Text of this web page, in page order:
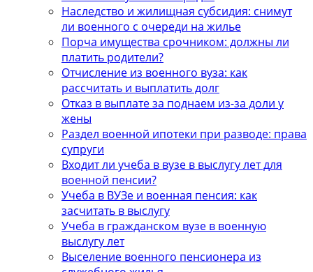
Наследство и жилищная субсидия: снимут
ли военного с очереди на жилье
Порча имущества срочником: должны ли
платить родители?
Отчисление из военного вуза: как
рассчитать и выплатить долг
Отказ в выплате за поднаем из-за доли у
жены
Раздел военной ипотеки при разводе: права
супруги
Входит ли учеба в вузе в выслугу лет для
военной пенсии?
Учеба в ВУЗе и военная пенсия: как
засчитать в выслугу
Учеба в гражданском вузе в военную
выслугу лет
Выселение военного пенсионера из